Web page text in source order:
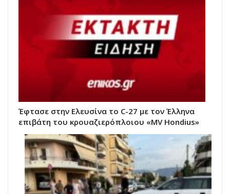
Έφτασε στην Ελευσίνα το C-27 με τον Έλληνα
επιβάτη του κρουαζιερόπλοιου «MV Hondius»